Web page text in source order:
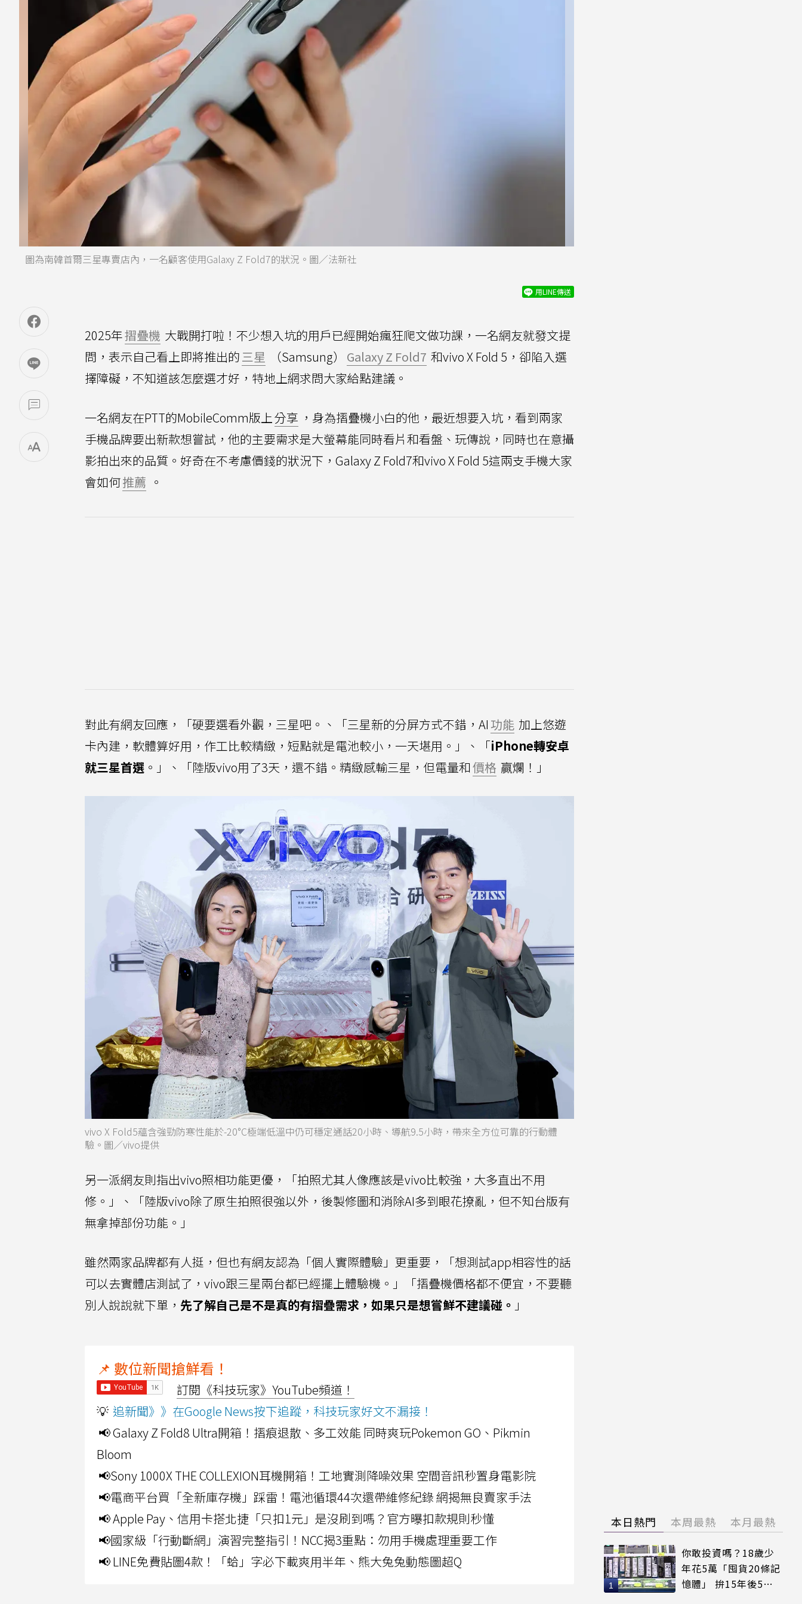
圖為南韓首爾三星專賣店內，一名顧客使用Galaxy Z Fold7的狀況。圖／法新社
用LINE傳送
2025年摺疊機 大戰開打啦！不少想入坑的用戶已經開始瘋狂爬文做功課，一名網友就發文提
問，表示自己看上即將推出的三星 （Samsung） Galaxy Z Fold7 和vivo X Fold 5，卻陷入選
擇障礙，不知道該怎麼選才好，特地上網求問大家給點建議。
一名網友在PTT的MobileComm版上分享 ，身為摺疊機小白的他，最近想要入坑，看到兩家
手機品牌要出新款想嘗試，他的主要需求是大螢幕能同時看片和看盤、玩傳說，同時也在意攝
影拍出來的品質。好奇在不考慮價錢的狀況下，Galaxy Z Fold7和vivo X Fold 5這兩支手機大家
會如何推薦 。
對此有網友回應，「硬要選看外觀，三星吧。、「三星新的分屏方式不錯，AI 功能 加上悠遊
卡內建，軟體算好用，作工比較精緻，短點就是電池較小，一天堪用。」、「iPhone轉安卓
就三星首選 。」、「陸版vivo用了3天，還不錯。精緻感輸三星，但電量和價格 贏爛！」
vivo X Fold5蘊含強勁防寒性能於-20°C極端低溫中仍可穩定通話20小時、導航9.5小時，帶來全方位可靠的行動體
驗。圖／vivo提供
另一派網友則指出vivo照相功能更優，「拍照尤其人像應該是vivo比較強，大多直出不用
修。」、「陸版vivo除了原生拍照很強以外，後製修圖和消除AI多到眼花撩亂，但不知台版有
無拿掉部份功能。」
雖然兩家品牌都有人挺，但也有網友認為「個人實際體驗」更重要，「想測試app相容性的話
可以去實體店測試了，vivo跟三星兩台都已經擺上體驗機。」「摺疊機價格都不便宜，不要聽
別人說說就下單， 先了解自己是不是真的有摺疊需求，如果只是想嘗鮮不建議碰。 」
📌 數位新聞搶鮮看！
訂閱《科技玩家》YouTube頻道！
💡 追新聞》》在Google News按下追蹤，科技玩家好文不漏接！
📢 Galaxy Z Fold8 Ultra開箱！摺痕退散、多工效能 同時爽玩Pokemon GO、Pikmin
Bloom
📢Sony 1000X THE COLLEXION耳機開箱！工地實測降噪效果 空間音訊秒置身電影院
📢電商平台買「全新庫存機」踩雷！電池循環44次還帶維修紀錄 網揭無良賣家手法
📢 Apple Pay、信用卡搭北捷「只扣1元」是沒刷到嗎？官方曝扣款規則秒懂
📢國家級「行動斷網」演習完整指引！NCC揭3重點：勿用手機處理重要工作
📢 LINE免費貼圖4款！「蛤」字必下載爽用半年、熊大兔兔動態圖超Q
本日熱門 本周最熱 本月最熱
你敢投資嗎？18歲少
年花5萬「囤貨20條記
憶體」 拚15年後5倍